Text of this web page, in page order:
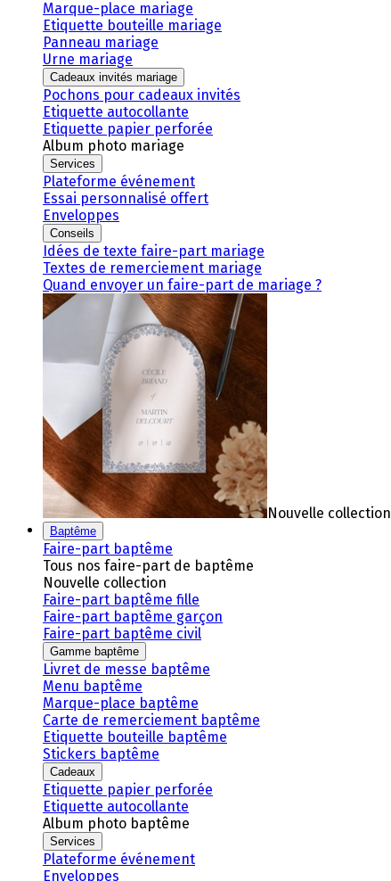
Marque-place mariage
Etiquette bouteille mariage
Panneau mariage
Urne mariage
Cadeaux invités mariage
Pochons pour cadeaux invités
Etiquette autocollante
Etiquette papier perforée
Album photo mariage
Services
Plateforme événement
Essai personnalisé offert
Enveloppes
Conseils
Idées de texte faire-part mariage
Textes de remerciement mariage
Quand envoyer un faire-part de mariage ?
Nouvelle collection
Baptême
Faire-part baptême
Tous nos faire-part de baptême
Nouvelle collection
Faire-part baptême fille
Faire-part baptême garçon
Faire-part baptême civil
Gamme baptême
Livret de messe baptême
Menu baptême
Marque-place baptême
Carte de remerciement baptême
Etiquette bouteille baptême
Stickers baptême
Cadeaux
Etiquette papier perforée
Etiquette autocollante
Album photo baptême
Services
Plateforme événement
Enveloppes